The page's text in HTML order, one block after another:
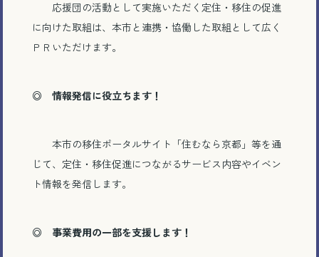
応援団の活動として実施いただく定住・移住の促進
に向けた取組は、本市と連携・協働した取組として広く
ＰＲいただけます。
◎ 情報発信に役立ちます！
本市の移住ポータルサイト「住むなら京都」等を通
じて、定住・移住促進につながるサービス内容やイベン
ト情報を発信します。
◎ 事業費用の一部を支援します！